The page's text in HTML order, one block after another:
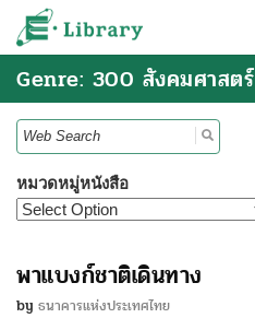
Skip
e-Library
Genre: 300 สังคมศาสตร์
Search
for:
หมวดหมู่หนังสือ
พาแบงก์ชาติเดินทาง
by ธนาคารแห่งประเทศไทย